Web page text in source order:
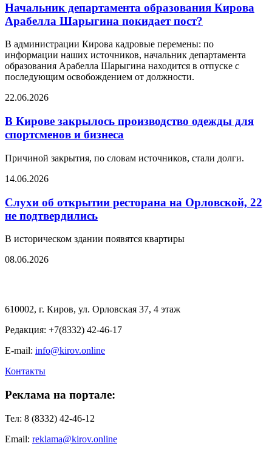
Начальник департамента образования Кирова
Арабелла Шарыгина покидает пост?
В администрации Кирова кадровые перемены: по
информации наших источников, начальник департамента
образования Арабелла Шарыгина находится в отпуске с
последующим освобождением от должности.
22.06.2026
В Кирове закрылось производство одежды для
спортсменов и бизнеса
Причиной закрытия, по словам источников, стали долги.
14.06.2026
Слухи об открытии ресторана на Орловской, 22
не подтвердились
В историческом здании появятся квартиры
08.06.2026
610002, г. Киров, ул. Орловская 37, 4 этаж
Редакция: +7(8332) 42-46-17
E-mail: info@kirov.online
Контакты
Реклама на портале:
Тел: 8 (8332) 42-46-12
Email: reklama@kirov.online